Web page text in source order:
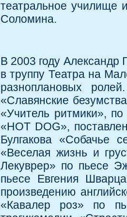
театральное училище
Соломина.
В 2003 году Александр
в труппу Театра на
разноплановых
«Славянские
«Учитель ритмики»,
«HOT DOG»,
Булгакова «Собачье
«Веселая жизнь и
Лекуврер» по пьесе
пьесе Евгения
произведению
«Кавалер роз» по